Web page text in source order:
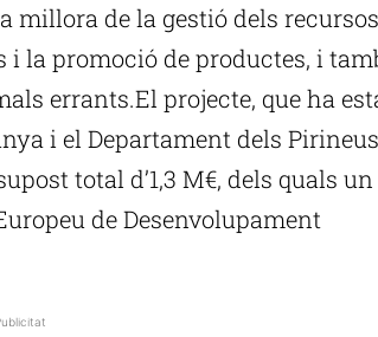
millora de la gestió dels recursos
la promoció de productes, i
errants.El projecte, que ha
i el Departament dels Pirineus
total d’1,3 M€, dels quals un
de Desenvolupament